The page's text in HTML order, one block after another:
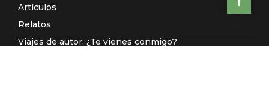
Artículos
Relatos
Viajes de autor: ¿Te vienes conmigo?